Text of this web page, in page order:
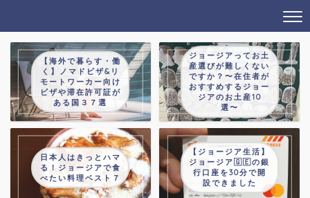
【海外で暮らす・働
く】ノマドビザ&リ
モートワーカー向け
ビザや滞在許可証が
ある国３７選
ジョージアってお土
産選びが難しくない
ですか？〜在住者が
おすすめするジョー
ジアのお土産10
選〜
日本人はきっとハマ
る！ジョージアで食
べたい料理ベスト７
【ジョージア生活】
ジョージア🇬🇪の銀
行口座を30分で開
設できました